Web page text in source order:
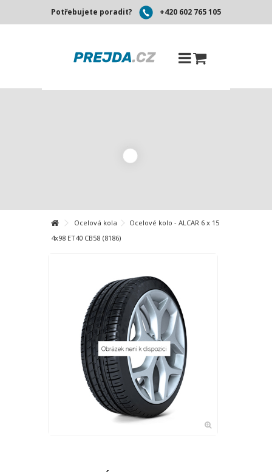
Potřebujete poradit? +420 602 765 105
Ocelová kola
Ocelové kolo - ALCAR 6 x 15
4x98 ET40 CB58 (8186)